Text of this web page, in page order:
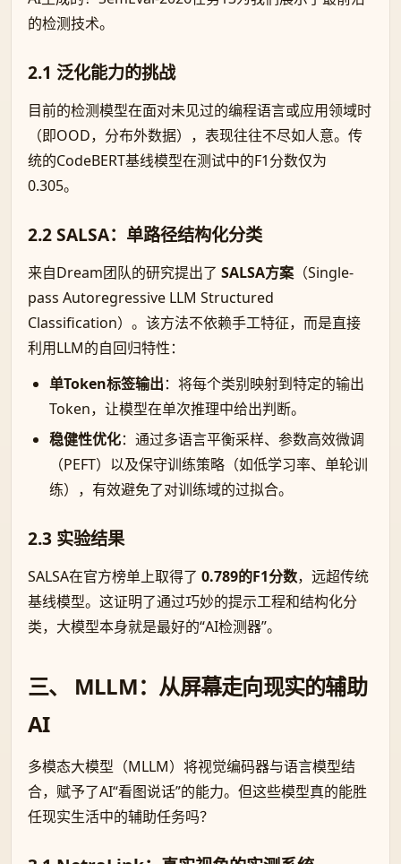
的检测技术。
2.1 泛化能力的挑战
目前的检测模型在面对未见过的编程语言或应用领域时
（即OOD，分布外数据），表现往往不尽如人意。传
统的CodeBERT基线模型在测试中的F1分数仅为
0.305。
2.2 SALSA：单路径结构化分类
来自Dream团队的研究提出了 SALSA方案（Single-
pass Autoregressive LLM Structured
Classification）。该方法不依赖手工特征，而是直接
利用LLM的自回归特性：
单Token标签输出：将每个类别映射到特定的输出
Token，让模型在单次推理中给出判断。
稳健性优化：通过多语言平衡采样、参数高效微调
（PEFT）以及保守训练策略（如低学习率、单轮训
练），有效避免了对训练域的过拟合。
2.3 实验结果
SALSA在官方榜单上取得了 0.789的F1分数，远超传统
基线模型。这证明了通过巧妙的提示工程和结构化分
类，大模型本身就是最好的“AI检测器”。
三、 MLLM：从屏幕走向现实的辅助
AI
多模态大模型（MLLM）将视觉编码器与语言模型结
合，赋予了AI“看图说话”的能力。但这些模型真的能胜
任现实生活中的辅助任务吗？